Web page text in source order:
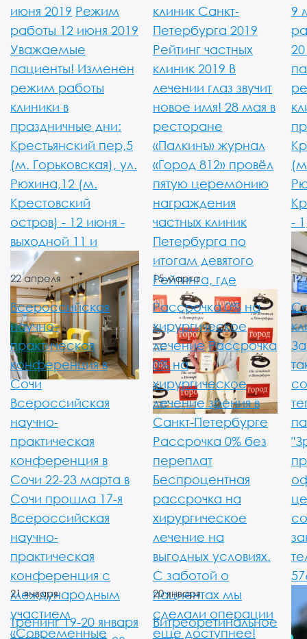
июня 2019 Режим
работы 12 июня 2019
Уважаемые
пациенты! Изменен
режим работы
клиники в
праздничные дни:
Крестьянский пер,5
(м. Горьковская), ул.
Рюхина,12 (м.
Крестовский
остров) - 12 июня -
выходной 11 и
клиник Санкт-
Петербурга 2019
Рейтинг частных
клиник 2019 В
лечении глаз звучит
новое имя! 28 мая в
ресторане
«Палкинъ» журнал
«Город 812» провёл
пятую церемонию
награждения
частных клиник
Петербурга по
итогам девятого
Рейтинга, где
9
-
22 апреля
Всероссийская
научно-
практическая
конференция в
Сочи
Всероссийская
научно-
практическая
конференция в
Сочи 22-23 марта в
Сочи прошла 17-я
Всероссийская
научно-
практическая
конференция с
международным
участием
«Современные
15 марта
Рассрочка 0% на
хирургическое
лечение Рассрочка
0% на
хирургическое
лечение зрения в
Санкт-Петербурге
Рассрочка 0% без
переплат
Беспроцентная
рассрочка на
хирургическое
лечение на
выгодных условиях.
С заботой о
пациентах мы
сделали операции
еще доступнее!
12
21 января
Тренинг 19-20 января
20 января
Витреоретинальное